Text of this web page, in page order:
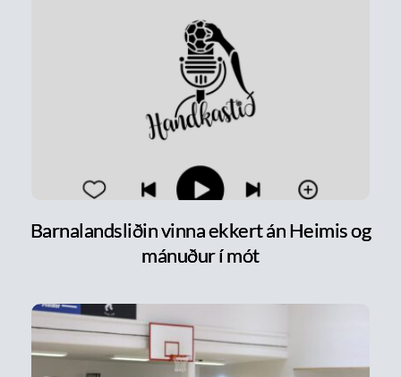
Barnalandsliðin vinna ekkert án Heimis og
mánuður í mót